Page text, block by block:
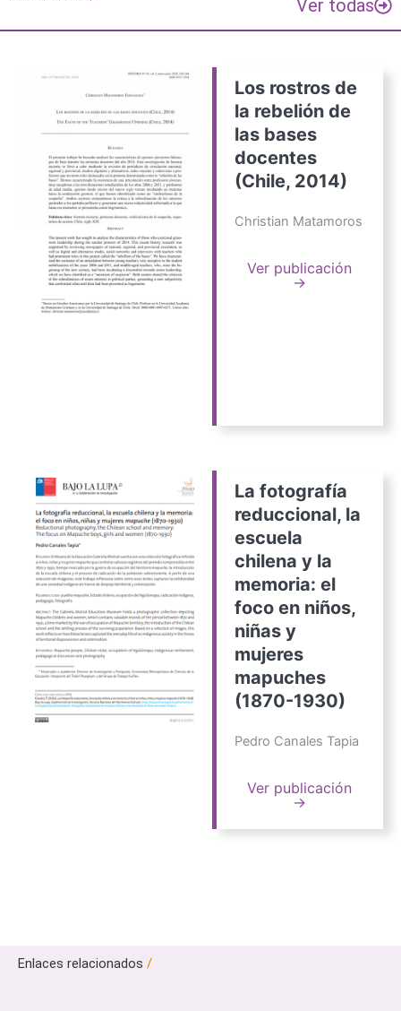
Ver todas
Los rostros de
la rebelión de
las bases
docentes
(Chile, 2014)
Christian Matamoros
Ver publicación
→
La fotografía
reduccional, la
escuela
chilena y la
memoria: el
foco en niños,
niñas y
mujeres
mapuches
(1870-1930)
Pedro Canales Tapia
Ver publicación
→
Enlaces relacionados /